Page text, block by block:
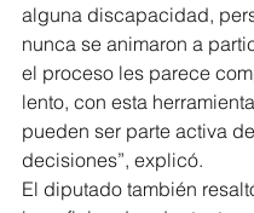
alguna discapacidad,
nunca se animaron a
el proceso les parece
lento, con esta
pueden ser parte activa
decisiones”, explicó.
El diputado también